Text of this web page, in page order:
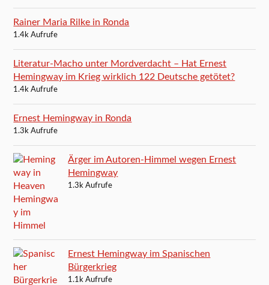
Rainer Maria Rilke in Ronda
1.4k Aufrufe
Literatur-Macho unter Mordverdacht – Hat Ernest
Hemingway im Krieg wirklich 122 Deutsche getötet?
1.4k Aufrufe
Ernest Hemingway in Ronda
1.3k Aufrufe
Ärger im Autoren-Himmel wegen Ernest
Hemingway
1.3k Aufrufe
Ernest Hemingway im Spanischen
Bürgerkrieg
1.1k Aufrufe